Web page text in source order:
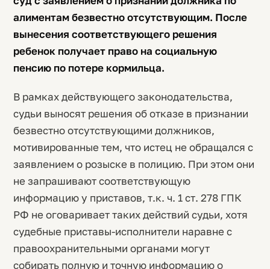
алиментам безвестно отсутствующим. После
вынесения соответствующего решения
ребенок получает право на социальную
пенсию по потере кормильца.
В рамках действующего законодательства,
судьи выносят решения об отказе в признании
безвестно отсутствующими должников,
мотивированные тем, что истец не обращался с
заявлением о розыске в полицию. При этом они
не запрашивают соответствующую
информацию у приставов, т.к. ч. 1 ст. 278 ГПК
РФ не оговаривает таких действий судьи, хотя
судебные приставы-исполнители наравне с
правоохранительными органами могут
собирать полную и точную информацию о